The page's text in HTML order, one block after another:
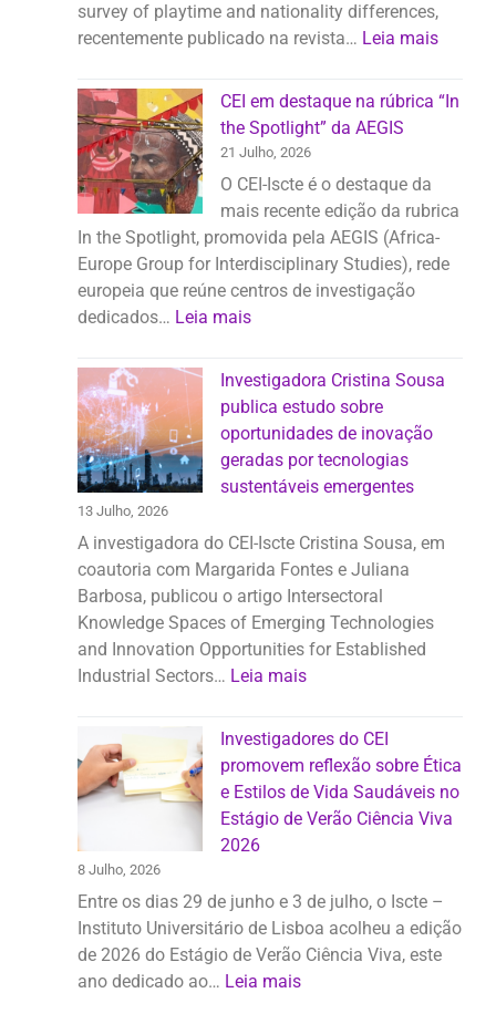
survey of playtime and nationality differences,
recentemente publicado na revista… Leia mais
CEI em destaque na rúbrica “In
the Spotlight” da AEGIS
21 Julho, 2026
O CEI-Iscte é o destaque da
mais recente edição da rubrica
In the Spotlight, promovida pela AEGIS (Africa-
Europe Group for Interdisciplinary Studies), rede
europeia que reúne centros de investigação
dedicados… Leia mais
Investigadora Cristina Sousa
publica estudo sobre
oportunidades de inovação
geradas por tecnologias
sustentáveis emergentes
13 Julho, 2026
A investigadora do CEI-Iscte Cristina Sousa, em
coautoria com Margarida Fontes e Juliana
Barbosa, publicou o artigo Intersectoral
Knowledge Spaces of Emerging Technologies
and Innovation Opportunities for Established
Industrial Sectors… Leia mais
Investigadores do CEI
promovem reflexão sobre Ética
e Estilos de Vida Saudáveis no
Estágio de Verão Ciência Viva
2026
8 Julho, 2026
Entre os dias 29 de junho e 3 de julho, o Iscte –
Instituto Universitário de Lisboa acolheu a edição
de 2026 do Estágio de Verão Ciência Viva, este
ano dedicado ao… Leia mais